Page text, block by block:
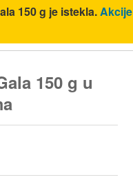
150 g je istekla.Akcije
150 g u